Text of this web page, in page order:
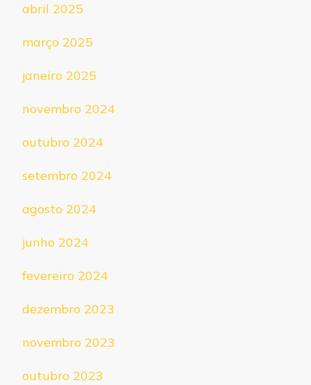
abril 2025
março 2025
janeiro 2025
novembro 2024
outubro 2024
setembro 2024
agosto 2024
junho 2024
fevereiro 2024
dezembro 2023
novembro 2023
outubro 2023